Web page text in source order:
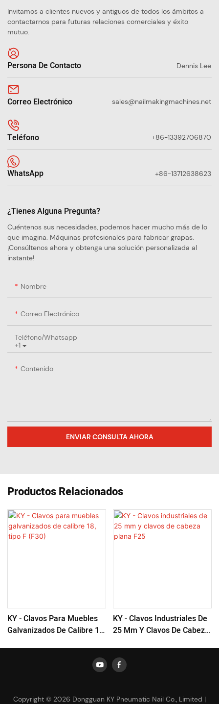
Invitamos a clientes nuevos y antiguos de todos los ámbitos a
contactarnos para futuras relaciones comerciales y éxito
mutuo.
Persona De Contacto Dennis Lee
Correo Electrónico sales@nailmakingmachines.net
Teléfono +86-13392706870
WhatsApp +86-13712638623
¿Tienes Alguna Pregunta?
Cuéntenos sus necesidades, podemos hacer mucho más de lo
que imagina. Máquinas profesionales para fabricar grapas.
¡Consúltenos ahora y obtenga una solución personalizada al
instante!
Nombre
Correo Electrónico
+1
Teléfono/whatsapp
Contenido
ENVIAR CONSULTA AHORA
Productos Relacionados
KY - Clavos Para Muebles
Galvanizados De Calibre 18,
KY - Clavos Industriales De
25 Mm Y Clavos De Cabeza
Copyright © 2026 Dongguan KY Pneumatic Nail Co., Limited |